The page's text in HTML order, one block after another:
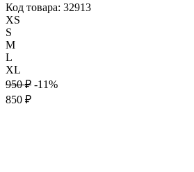
Код товара: 32913
XS
S
M
L
XL
950 ₽ -11%
850 ₽